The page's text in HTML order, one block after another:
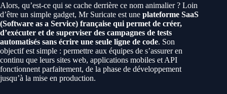
Alors, qu’est-ce qui se cache derrière ce nom animalier ? Loin
d’être un simple gadget, Mr Suricate est une plateforme SaaS
(Software as a Service) française qui permet de créer,
d’exécuter et de superviser des campagnes de tests
automatisés sans écrire une seule ligne de code. Son
objectif est simple : permettre aux équipes de s’assurer en
continu que leurs sites web, applications mobiles et API
fonctionnent parfaitement, de la phase de développement
jusqu’à la mise en production.